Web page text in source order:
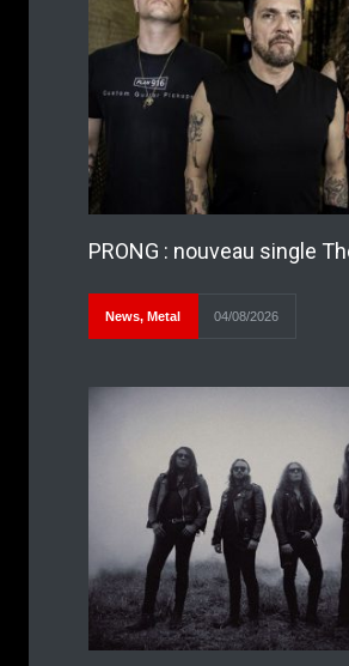
PRONG : nouveau single
News, Metal 04/08/2026